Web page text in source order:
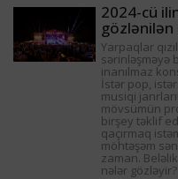
2024-cü
Yarpaqlar
sərinləşməyə
inanılmaz
İstər pop,
musiqi
mövsümün
birşey təklif
qaçırmaq
möhtəşəm
zaman.
nələr gözləyir?